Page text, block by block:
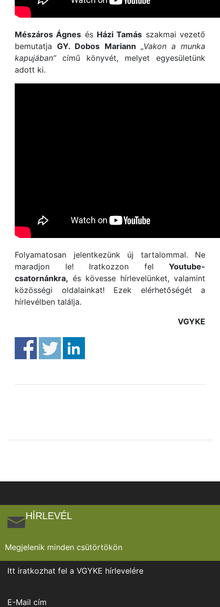
Mészáros Ágnes és Házi Tamás szakmai vezető
bemutatjaGY. Dobos Mariann „Vakon a munka
kapujában”című könyvét, melyet egyesületünk
adott ki.
Folyamatosan jelentkezünk új tartalommal. Ne
maradjon le! Iratkozzon fel Youtube-
csatornánkra, és kövesse hírlevelünket, valamint
közösségi oldalainkat! Ezek elérhetőségét a
hírlevélben találja.
VGYKE
HÍRLEVÉL
Megjelenik minden csütörtökön
Itt iratkozhat fel a VGYKE hírlevelére
E-Mail cím